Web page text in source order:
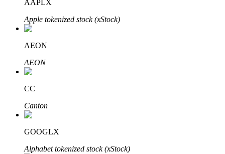
Đầu tư cố định và quản lý tài chính
Tận hưởng việc quản lý tài chính hiện tại và thu nhập lâu dài
AAPLX
Apple tokenized stock (xStock)
AEON
AEON
CC
Canton
GOOGLX
Alphabet tokenized stock (xStock)